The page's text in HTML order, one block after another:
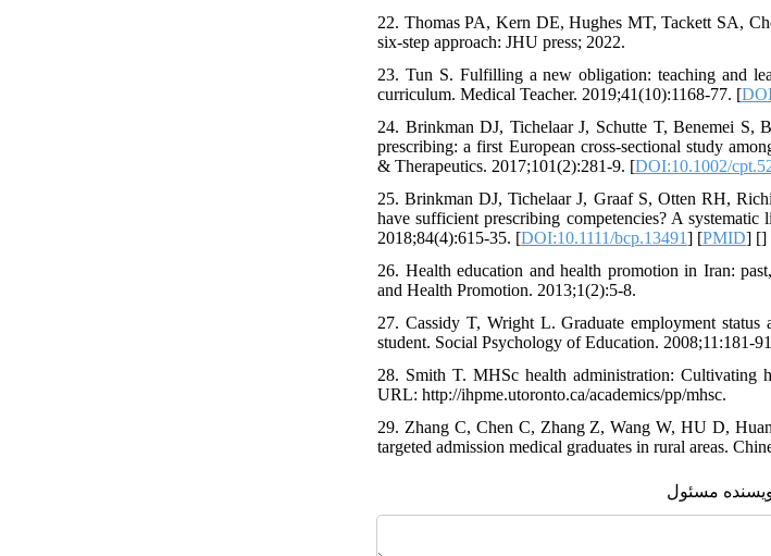
22. Thomas PA, Kern DE, Hughes MT, Tackett SA,
six-step approach: JHU press; 2022.
23. Tun S. Fulfilling a new obligation: teaching and
curriculum. Medical Teacher. 2019;41(10):1168-77. [
24. Brinkman DJ, Tichelaar J, Schutte T, Benemei S,
prescribing: a first European cross‐sectional study
& Therapeutics. 2017;101(2):281-9. [DOI:10.1002/
25. Brinkman DJ, Tichelaar J, Graaf S, Otten RH,
have sufficient prescribing competencies? A
2018;84(4):615-35. [DOI:10.1111/bcp.13491] [PMID] []
26. Health education and health promotion in Iran:
and Health Promotion. 2013;1(2):5-8.
27. Cassidy T, Wright L. Graduate employment
student. Social Psychology of Education. 2008;11:181-
28. Smith T. MHSc health administration: Cultivating
URL: http://ihpme.utoronto.ca/academics/pp/mhsc.
29. Zhang C, Chen C, Zhang Z, Wang W, HU D,
targeted admission medical graduates in rural areas.
مسئول